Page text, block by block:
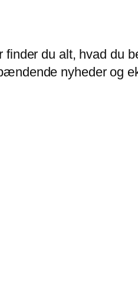
du alt, hvad du
nyheder og